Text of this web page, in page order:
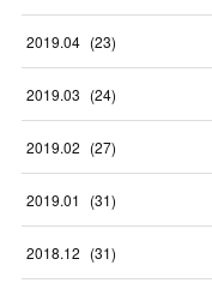
2019.04 (23)
2019.03 (24)
2019.02 (27)
2019.01 (31)
2018.12 (31)